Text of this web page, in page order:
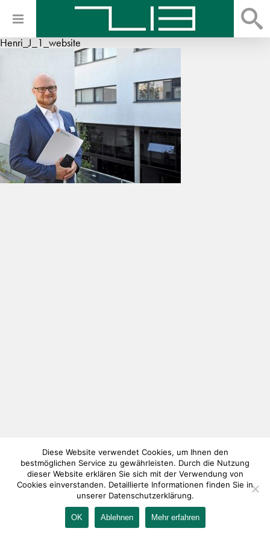
Henri_J_1_website
IMPRESSUM KONTAKT AGB DATENSCHUTZ
Diese Website verwendet Cookies, um Ihnen den
bestmöglichen Service zu gewährleisten. Durch die Nutzung
dieser Website erklären Sie sich mit der Verwendung von
Cookies einverstanden. Detaillierte Informationen finden Sie in
unserer Datenschutzerklärung.
OK Ablehnen Mehr erfahren